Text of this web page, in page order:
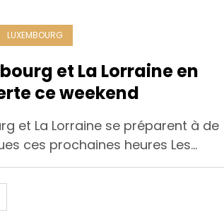
LUXEMBOURG
et La Lorraine en
ce weekend
et La Lorraine se préparent à de
ces prochaines heures Les…